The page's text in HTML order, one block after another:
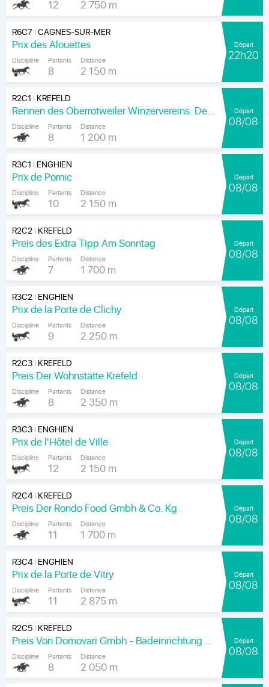
12 2 750 m
R6C7 |CAGNES-SUR-MER
Prix des Alouettes
Discipline Partants
8
Distance
2 150 m
Départ
22h20
R2C1 | KREFELD
Rennen des Oberrotweiler Winzervereins. Der Klassiker Am Kaiser.
Discipline Partants
8
Distance
1 200 m
Départ
08/08
R3C1 | ENGHIEN
Prix de Pornic
Discipline Partants
10
Distance
2 150 m
Départ
08/08
R2C2| KREFELD
Preis des Extra Tipp Am Sonntag
Discipline Partants
7
Distance
1 700 m
Départ
08/08
R3C2| ENGHIEN
Prix de la Porte de Clichy
Discipline Partants
9
Distance
2 250 m
Départ
08/08
R2C3| KREFELD
Preis Der Wohnstätte Krefeld
Discipline Partants
8
Distance
2 350 m
Départ
08/08
R3C3| ENGHIEN
Prix de l'Hôtel de Ville
Discipline Partants
12
Distance
2 150 m
Départ
08/08
R2C4| KREFELD
Preis Der Rondo Food Gmbh & Co. Kg
Discipline Partants
11
Distance
1 700 m
Départ
08/08
R3C4| ENGHIEN
Prix de la Porte de Vitry
Discipline Partants
11
Distance
2 875 m
Départ
08/08
R2C5| KREFELD
Preis Von Domovari Gmbh - Badeinrichtung Auf Mass
Discipline Partants
8
Distance
2 050 m
Départ
08/08